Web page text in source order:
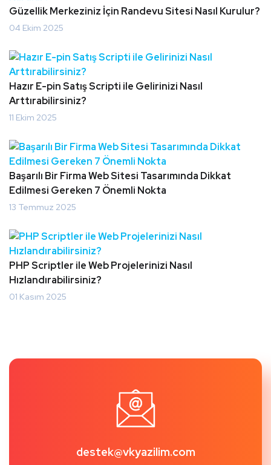
Güzellik Merkeziniz İçin Randevu Sitesi Nasıl Kurulur?
04 Ekim 2025
Hazır E-pin Satış Scripti ile Gelirinizi Nasıl
Arttırabilirsiniz?
11 Ekim 2025
Başarılı Bir Firma Web Sitesi Tasarımında Dikkat
Edilmesi Gereken 7 Önemli Nokta
13 Temmuz 2025
PHP Scriptler ile Web Projelerinizi Nasıl
Hızlandırabilirsiniz?
01 Kasım 2025
destek@vkyazilim.com